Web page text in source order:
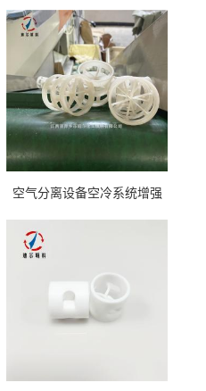
空气分离设备空冷系统增强